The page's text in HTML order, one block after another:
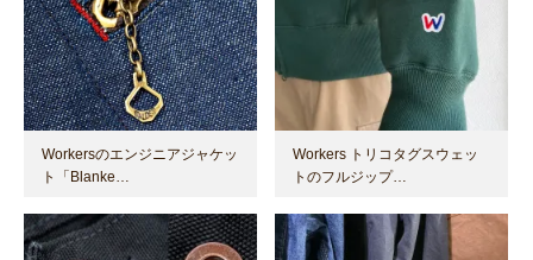
Workersのエンジニアジャケッ
ト「Blanke…
Workers トリコタグスウェッ
トのフルジップ…